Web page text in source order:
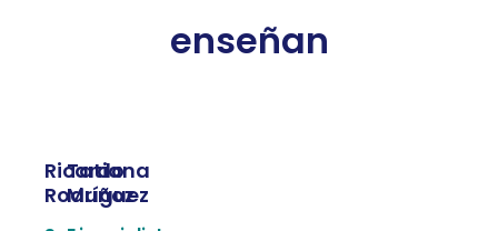
enseñan
Ricardo
Rodríguez
Tatiana
Muñoz